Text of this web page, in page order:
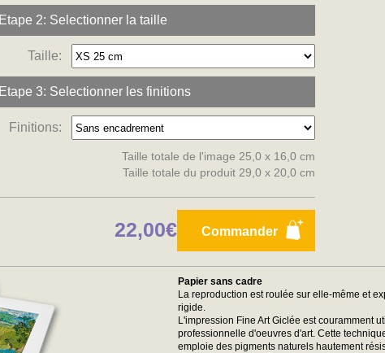
Etape 2: Selectionner la taille
Taille:
Etape 3: Selectionner les finitions
Finitions:
Taille totale de l'image 25,0 x 16,0 cm
Taille totale du produit 29,0 x 20,0 cm
Commander
22,00€
Papier sans cadre
La reproduction est roulée sur elle-même et
rigide.
L'impression Fine Art Giclée est couramment
professionnelle d'oeuvres d'art. Cette
emploie des pigments naturels hautement